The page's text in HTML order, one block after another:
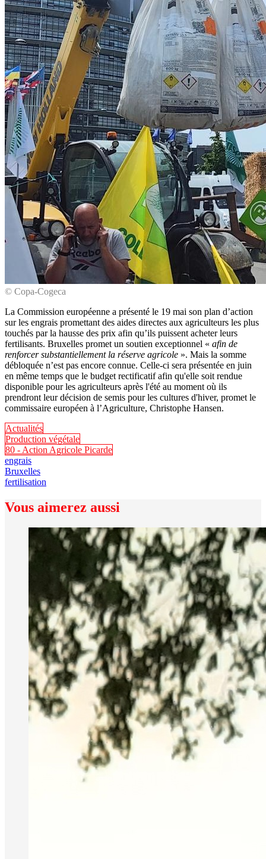
© Copa-Cogeca
La Commission européenne a présenté le 19 mai son plan d’action
sur les engrais promettant des aides directes aux agriculteurs les plus
touchés par la hausse des prix afin qu’ils puissent acheter leurs
fertilisants. Bruxelles promet un soutien exceptionnel « afin de
renforcer substantiellement la réserve agricole ». Mais la somme
débloquée n’est pas encore connue. Celle-ci sera présentée en juin
en même temps que le budget rectificatif afin qu'elle soit rendue
disponible pour les agriculteurs après l'été au moment où ils
prendront leur décision de semis pour les cultures d'hiver, promet le
commissaire européen à l’Agriculture, Christophe Hansen.
Actualités
Production végétale
80 - Action Agricole Picarde
engrais
Bruxelles
fertilisation
Vous aimerez aussi